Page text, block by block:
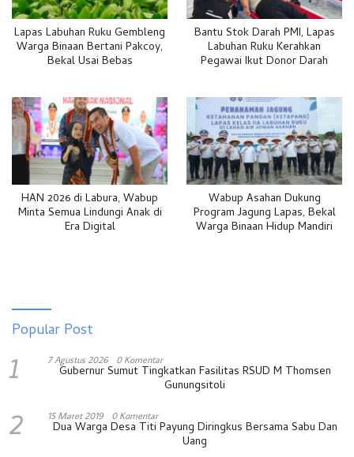
Lapas Labuhan Ruku Gembleng
Warga Binaan Bertani Pakcoy,
Bekal Usai Bebas
Bantu Stok Darah PMI, Lapas
Labuhan Ruku Kerahkan
Pegawai Ikut Donor Darah
HAN 2026 di Labura, Wabup
Minta Semua Lindungi Anak di
Era Digital
Wabup Asahan Dukung
Program Jagung Lapas, Bekal
Warga Binaan Hidup Mandiri
Popular Post
1 7 Agustus 2026 0 Komentar
Gubernur Sumut Tingkatkan Fasilitas RSUD M Thomsen
Gunungsitoli
2 15 Maret 2019 0 Komentar
Dua Warga Desa Titi Payung Diringkus Bersama Sabu Dan
Uang